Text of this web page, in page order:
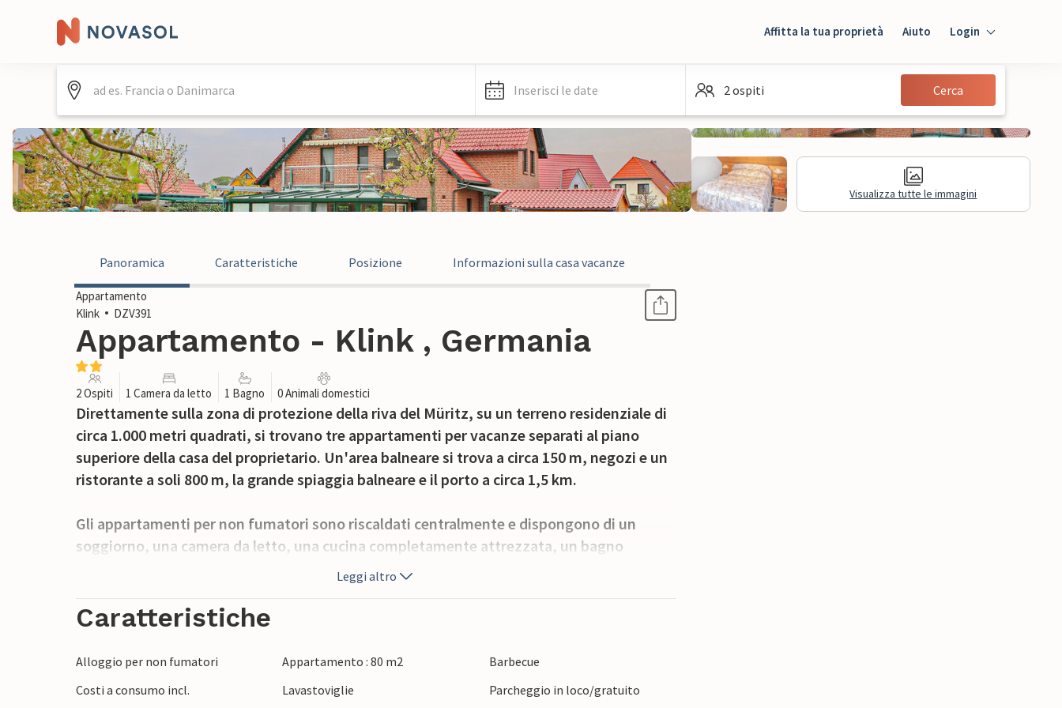
Affitta la tua proprietà Aiuto Login
Ospiti
Inserisci le date 2 ospiti Cerca
Visualizza tutte le immagini
Panoramica Caratteristiche Posizione Informazioni sulla casa vacanze
Appartamento
Klink
DZV391
Appartamento - Klink , Germania
2 Ospiti 1 Camera da letto 1 Bagno 0 Animali domestici
Direttamente sulla zona di protezione della riva del Müritz, su un terreno residenziale di
circa 1.000 metri quadrati, si trovano tre appartamenti per vacanze separati al piano
superiore della casa del proprietario. Un'area balneare si trova a circa 150 m, negozi e un
ristorante a soli 800 m, la grande spiaggia balneare e il porto a circa 1,5 km.
Gli appartamenti per non fumatori sono riscaldati centralmente e dispongono di un
soggiorno, una camera da letto, una cucina completamente attrezzata, un bagno
(doccia/WC) e un balcone con giardino d'inverno o zona salotto all'aperto. Sono inoltre
disponibili WLAN gratuita, sedie a sdraio, barbecue, deposito biciclette, parcheggio e tre
biciclette.
I consumi di acqua ed energia sono inclusi nel prezzo totale. È possibile portare la propria
di soggiorno, su richiesta: biancheria da letto, asciugamani.
Leggi altro
Caratteristiche
Alloggio per non fumatori Appartamento : 80 m2
Barbecue
Costi a consumo incl.
Lavastoviglie
Parcheggio in loco/gratuito